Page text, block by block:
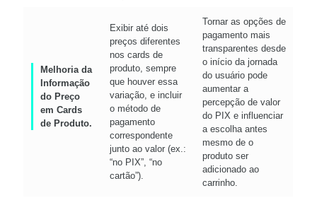
Melhoria da
Informação
do Preço
em Cards
de Produto.
Exibir até dois
preços diferentes
nos cards de
produto, sempre
que houver essa
variação, e incluir
o método de
pagamento
correspondente
junto ao valor (ex.:
“no PIX”, “no
cartão”).
Tornar as opções de
pagamento mais
transparentes desde
o início da jornada
do usuário pode
aumentar a
percepção de valor
do PIX e influenciar
a escolha antes
mesmo de o
produto ser
adicionado ao
carrinho.